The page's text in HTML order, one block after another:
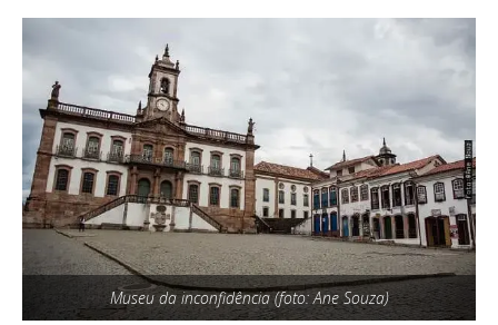
Museu da inconfidência (foto: Ane Souza)